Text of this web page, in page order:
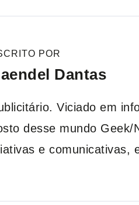
POR
Dantas
Viciado em
desse mundo Geek/
e comunicativas,